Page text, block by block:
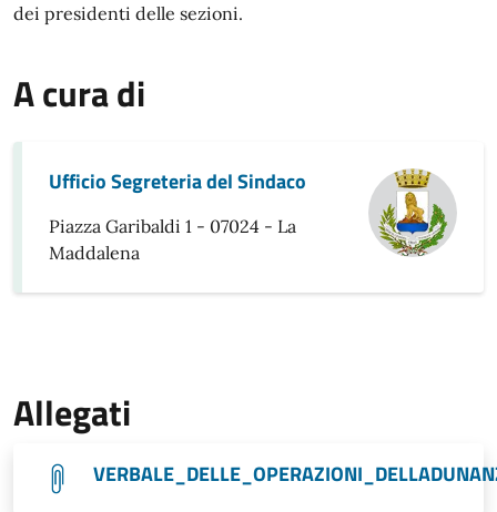
dei presidenti delle sezioni.
A cura di
Ufficio Segreteria del Sindaco
Piazza Garibaldi 1 - 07024 - La
Maddalena
Allegati